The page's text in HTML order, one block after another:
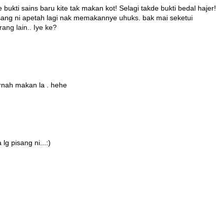
sains baru kite tak makan kot! Selagi takde bukti bedal hajer!
ni apetah lagi nak memakannye uhuks. bak mai seketui
lain.. Iye ke?
makan la . hehe
lg pisang ni...:)